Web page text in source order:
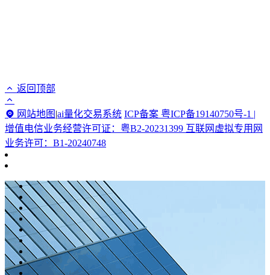
返回顶部
网站地图 |ai量化交易系统 ICP备案 粤ICP备19140750号-1 |
增值电信业务经营许可证：粤B2-20231399 互联网虚拟专用网
业务许可：B1-20240748